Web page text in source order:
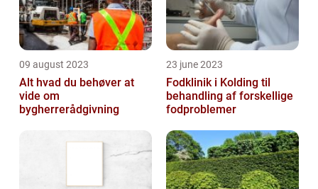
09 august 2023
Alt hvad du behøver at
vide om
bygherrerådgivning
23 june 2023
Fodklinik i Kolding til
behandling af forskellige
fodproblemer